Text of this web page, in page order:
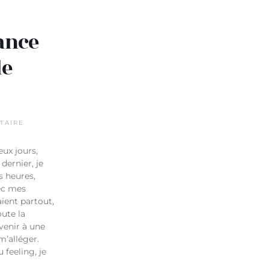
jours,
je
heures,
mes
partout,
la
à une
feeling, je